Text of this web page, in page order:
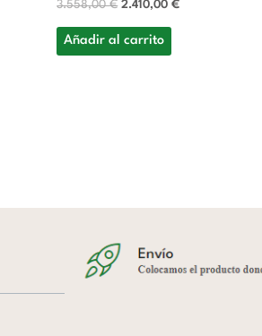
3.558,00€ 2.410,00€
Añadir al carrito